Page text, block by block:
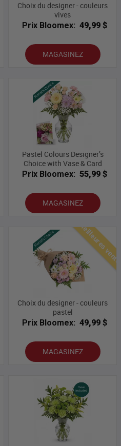
Choix du designer - couleurs
vives
Prix Bloomex: 49,99 $
MAGASINEZ
Pastel Colours Designer’s
Choice with Vase & Card
Prix Bloomex: 55,99 $
MAGASINEZ
Meilleures
Choix du designer - couleurs
pastel
Prix Bloomex: 49,99 $
MAGASINEZ